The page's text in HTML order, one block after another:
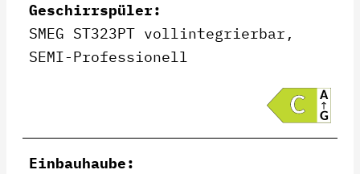
Geschirrspüler:
SMEG ST323PT vollintegrierbar,
SEMI-Professionell
Einbauhaube: